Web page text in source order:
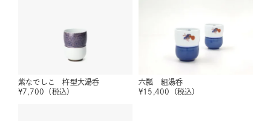
紫なでしこ 杵型大湯呑
¥7,700 （税込）
六瓢 組湯呑
¥15,400 （税込）